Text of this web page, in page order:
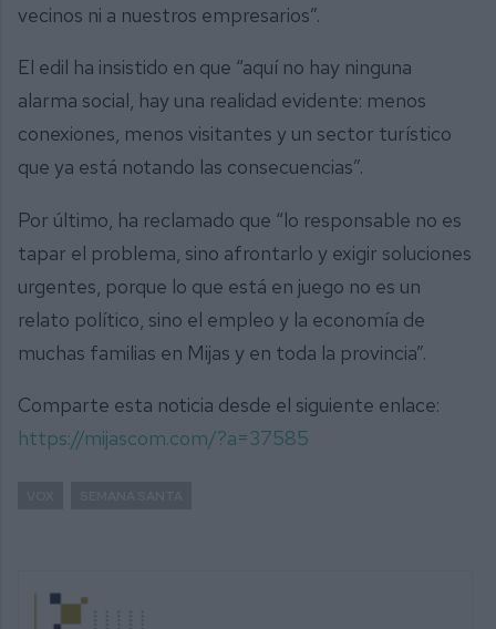
vecinos ni a nuestros empresarios”.
El edil ha insistido en que “aquí no hay ninguna
alarma social, hay una realidad evidente: menos
conexiones, menos visitantes y un sector turístico
que ya está notando las consecuencias”.
Por último, ha reclamado que “lo responsable no es
tapar el problema, sino afrontarlo y exigir soluciones
urgentes, porque lo que está en juego no es un
relato político, sino el empleo y la economía de
muchas familias en Mijas y en toda la provincia”.
Comparte esta noticia desde el siguiente enlace:
https://mijascom.com/?a=37585